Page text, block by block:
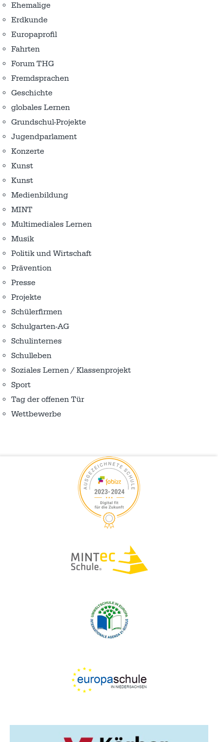
Ehemalige
Erdkunde
Europaprofil
Fahrten
Forum THG
Fremdsprachen
Geschichte
globales Lernen
Grundschul-Projekte
Jugendparlament
Konzerte
Kunst
Kunst
Medienbildung
MINT
Multimediales Lernen
Musik
Politik und Wirtschaft
Prävention
Presse
Projekte
Schülerfirmen
Schulgarten-AG
Schulinternes
Schulleben
Soziales Lernen / Klassenprojekt
Sport
Tag der offenen Tür
Wettbewerbe